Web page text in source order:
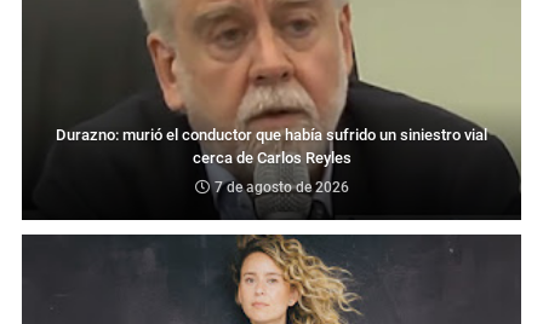
Durazno: murió el conductor que había sufrido un siniestro vial
cerca de Carlos Reyles
7 de agosto de 2026